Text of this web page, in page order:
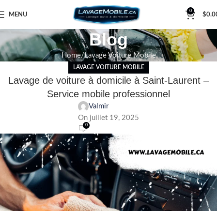
MENU
0
$
Blog
Home Lavage Voiture Mobile
LAVAGE VOITURE MOBILE
Lavage de voiture à domicile à Saint-Laurent –
Service mobile professionnel
Valmir
On juillet 19, 2025
0